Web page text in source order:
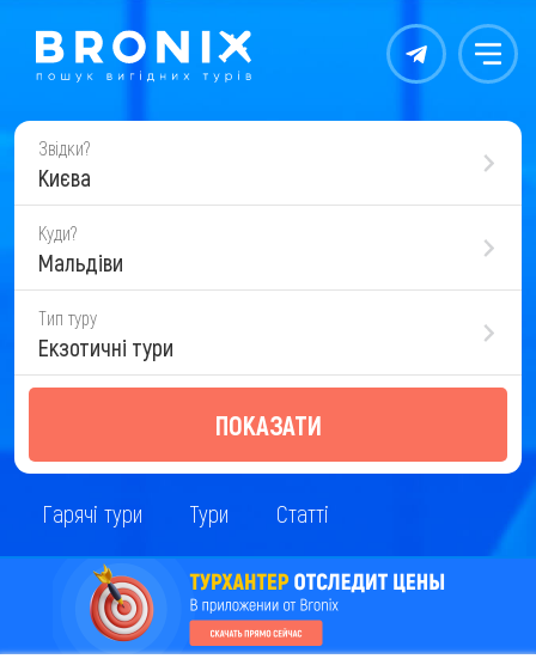
Контакты Меню
Звідки?
Києва
Куди?
Мальдіви
Тип туру
Екзотичні тури
ПОКАЗАТИ
Гарячі тури Тури Статті